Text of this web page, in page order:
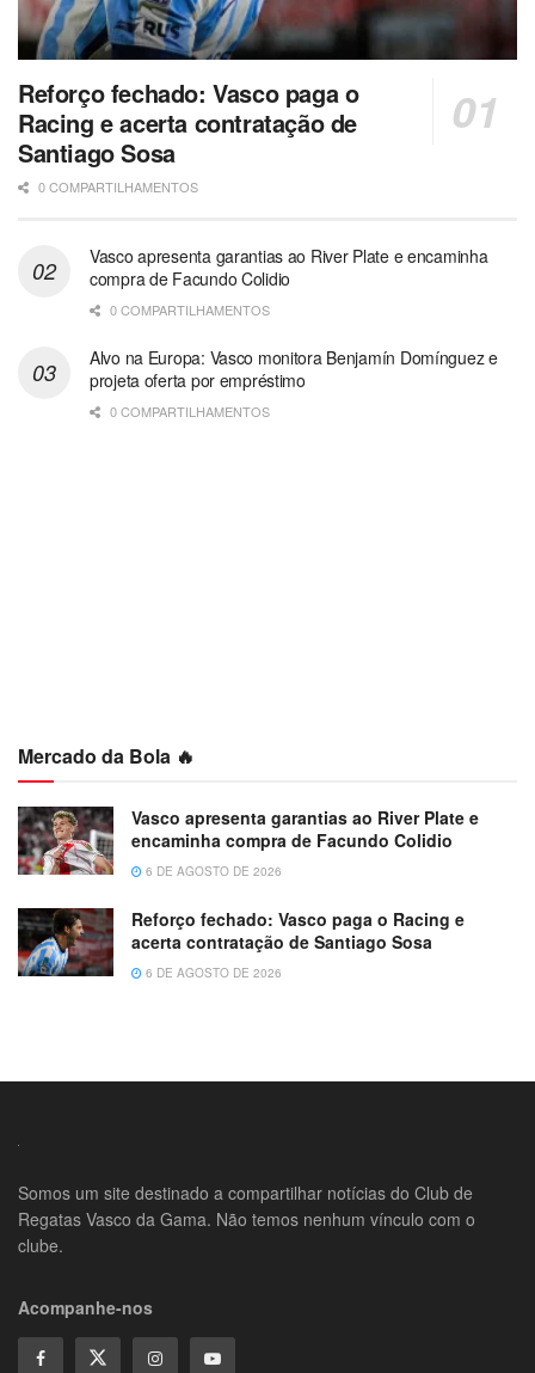
Reforço fechado: Vasco paga o
Racing e acerta contratação de
Santiago Sosa
0 COMPARTILHAMENTOS
Vasco apresenta garantias ao River Plate e encaminha
compra de Facundo Colidio
0 COMPARTILHAMENTOS
Alvo na Europa: Vasco monitora Benjamín Domínguez e
projeta oferta por empréstimo
0 COMPARTILHAMENTOS
Mercado da Bola 🔥
Vasco apresenta garantias ao River Plate e
encaminha compra de Facundo Colidio
6 DE AGOSTO DE 2026
Reforço fechado: Vasco paga o Racing e
acerta contratação de Santiago Sosa
6 DE AGOSTO DE 2026
Somos um site destinado a compartilhar notícias do Club de
Regatas Vasco da Gama. Não temos nenhum vínculo com o
clube.
Acompanhe-nos